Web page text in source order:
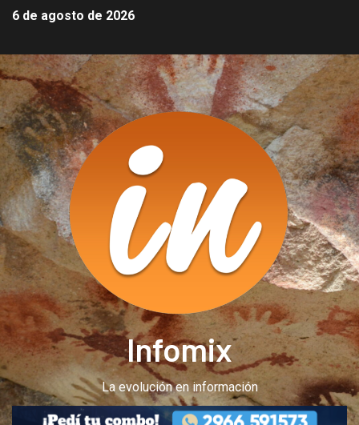
6 de agosto de 2026
Infomix
La evolución en información